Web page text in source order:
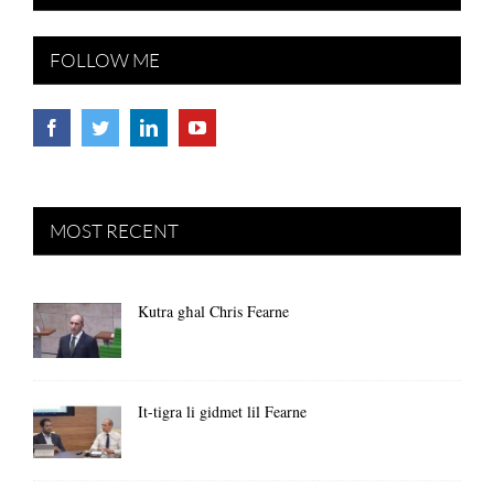
FOLLOW ME
MOST RECENT
Kutra għal Chris Fearne
It-tigra li gidmet lil Fearne